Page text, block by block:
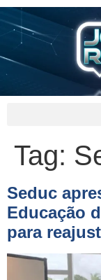
Tag:
Seduc
Educação
para